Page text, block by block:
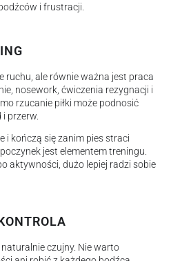
i frustracji.
ruchu, ale równie ważna jest praca
nosework, ćwiczenia rezygnacji i
rzucanie piłki może podnosić
przerw.
i kończą się zanim pies straci
jest elementem treningu.
aktywności, dużo lepiej radzi sobie
czujny. Nie warto